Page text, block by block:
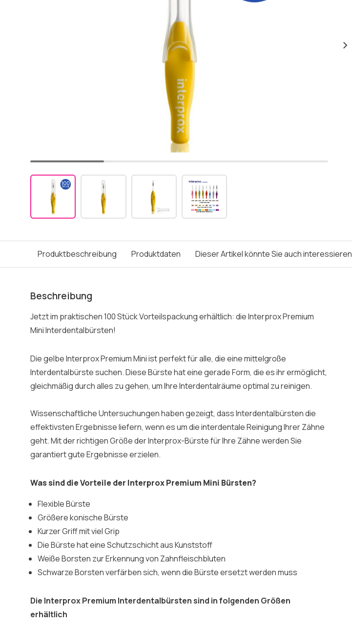
Produktbeschreibung Produktdaten Dieser Artikel könnte Sie auch interessieren
Beschreibung
Jetzt im praktischen 100 Stück Vorteilspackung erhältlich: die Interprox Premium
Mini Interdentalbürsten!
Die gelbe Interprox Premium Mini ist perfekt für alle, die eine mittelgroße
Interdentalbürste suchen. Diese Bürste hat eine gerade Form, die es ihr ermöglicht,
gleichmäßig durch alles zu gehen, um Ihre Interdentalräume optimal zu reinigen.
Wissenschaftliche Untersuchungen haben gezeigt, dass Interdentalbürsten die
effektivsten Ergebnisse liefern, wenn es um die interdentale Reinigung Ihrer Zähne
geht. Mit der richtigen Größe der Interprox-Bürste für Ihre Zähne werden Sie
garantiert gute Ergebnisse erzielen.
Was sind die Vorteile der Interprox Premium Mini Bürsten?
Flexible Bürste
Größere konische Bürste
Kurzer Griff mit viel Grip
Die Bürste hat eine Schutzschicht aus Kunststoff
Weiße Borsten zur Erkennung von Zahnfleischbluten
Schwarze Borsten verfärben sich, wenn die Bürste ersetzt werden muss
Die Interprox Premium Interdentalbürsten sind in folgenden Größen
erhältlich